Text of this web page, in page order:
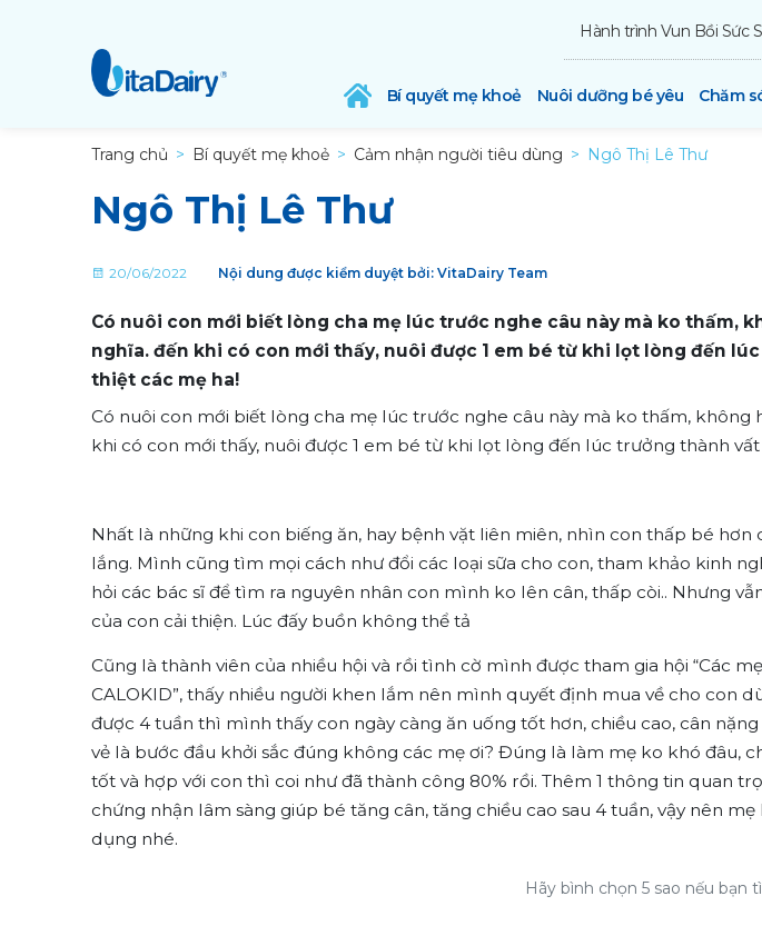
Hành trình Vun Bồi Sức
Bí quyết mẹ khoẻ Nuôi dưỡng bé yêu Chăm
Trang chủ Bí quyết mẹ khoẻ Cảm nhận người tiêu dùng Ngô Thị Lê Thư
Ngô Thị Lê Thư
20/06/2022 Nội dung được kiểm duyệt bởi: VitaDairy Team
Có nuôi con mới biết lòng cha mẹ lúc trước nghe câu này mà ko thấm,
nghĩa. đến khi có con mới thấy, nuôi được 1 em bé từ khi lọt lòng đến
thiệt các mẹ ha!
Có nuôi con mới biết lòng cha mẹ lúc trước nghe câu này mà ko thấm, không
khi có con mới thấy, nuôi được 1 em bé từ khi lọt lòng đến lúc trưởng thành vất
Nhất là những khi con biếng ăn, hay bệnh vặt liên miên, nhìn con thấp bé hơn
lắng. Mình cũng tìm mọi cách như đổi các loại sữa cho con, tham khảo kinh
hỏi các bác sĩ để tìm ra nguyên nhân con mình ko lên cân, thấp còi.. Nhưng
của con cải thiện. Lúc đấy buồn không thể tả
Cũng là thành viên của nhiều hội và rồi tình cờ mình được tham gia hội “Các
CALOKID”, thấy nhiều người khen lắm nên mình quyết định mua về cho con
được 4 tuần thì mình thấy con ngày càng ăn uống tốt hơn, chiều cao, cân
vẻ là bước đầu khởi sắc đúng không các mẹ ơi? Đúng là làm mẹ ko khó đâu,
tốt và hợp với con thì coi như đã thành công 80% rồi. Thêm 1 thông tin quan
chứng nhận lâm sàng giúp bé tăng cân, tăng chiều cao sau 4 tuần, vậy nên
dụng nhé.
Hãy bình chọn 5 sao nếu bạn